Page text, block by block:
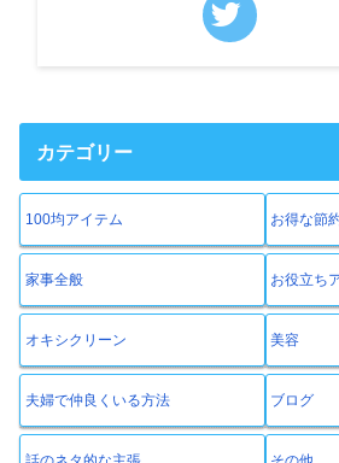
カテゴリー
100均アイテム お得な節
家事全般 お役立ち
オキシクリーン 美容
夫婦で仲良くいる方法 ブログ